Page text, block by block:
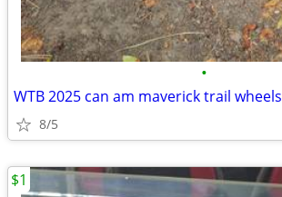
•
WTB 2025 can am maverick trail wheels
8/5
$1